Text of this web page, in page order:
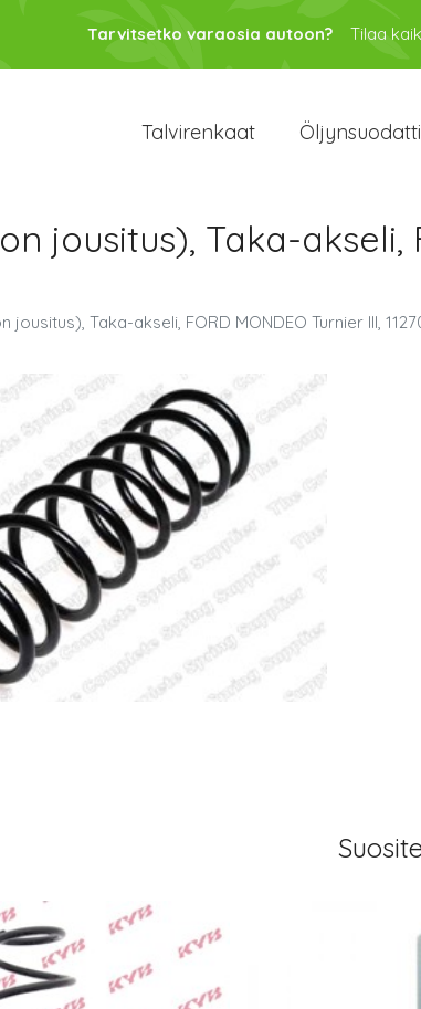
Tarvitsetko varaosia autoon? Tilaa
Talvirenkaat
jousitus), Taka-akseli,
jousitus), Taka-akseli, FORD MONDEO Turnier III,